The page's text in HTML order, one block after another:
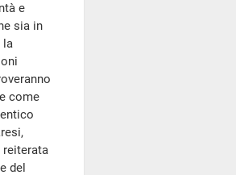
e
sia in
la
come
del